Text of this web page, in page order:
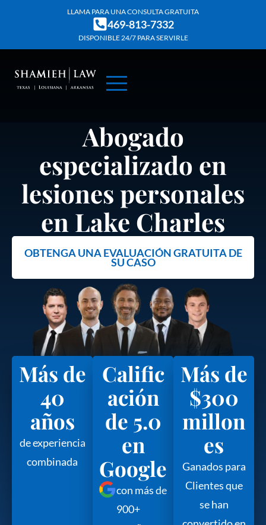
content
LLAMA PARA UNA CONSULTA GRATUITA
469-813-7332
DISPONIBLE 24/7 PARA SERVIRLE
Abogado
especializado en
lesiones personales
en Lake Charles
OBTENGA UNA EVALUACIÓN GRATUITA DE
SU CASO
Más de
40
años
de experiencia
combinada
Calific
ación
de 5.0
en
Google
con más de
900+
Más de
$300
millon
es
Ganados para
Clientes que
se han